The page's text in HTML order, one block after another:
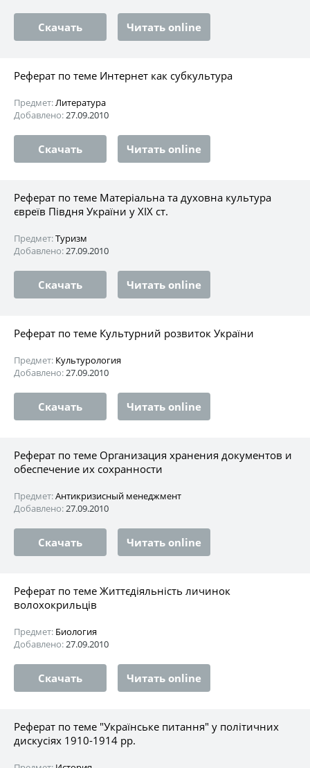
Скачать Читать online
Реферат по теме Интернет как субкультура
Предмет:Литература
Добавлено:27.09.2010
Скачать Читать online
Реферат по теме Матеріальна та духовна культура
євреїв Півдня України у XIX ст.
Предмет:Туризм
Добавлено:27.09.2010
Скачать Читать online
Реферат по теме Культурний розвиток України
Предмет: Культурология
Добавлено:27.09.2010
Скачать Читать online
Реферат по теме Организация хранения документов и
обеспечение их сохранности
Предмет:Антикризисный менеджмент
Добавлено:27.09.2010
Скачать Читать online
Реферат по теме Життєдіяльність личинок
волохокрильців
Предмет: Биология
Добавлено:27.09.2010
Скачать Читать online
Реферат по теме "Українське питання" у політичних
дискусіях 1910-1914 рр.